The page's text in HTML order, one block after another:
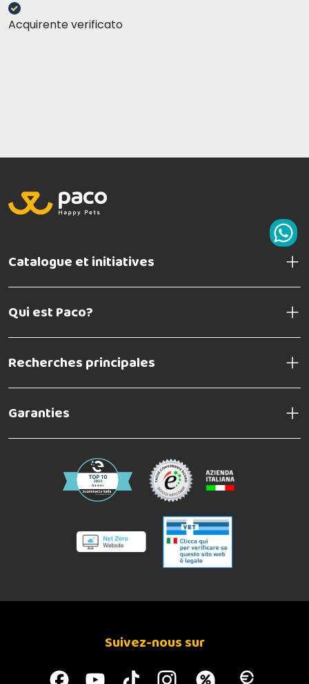
Acquirente verificato
Catalogue et initiatives
Qui est Paco?
Recherches principales
Garanties
Suivez-nous sur